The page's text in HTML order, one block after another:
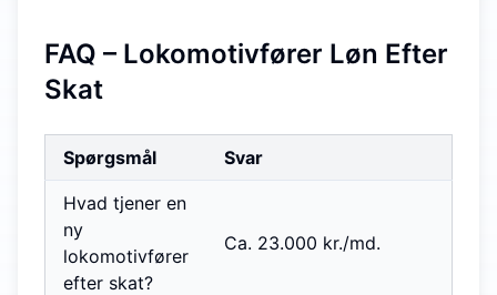
FAQ – Lokomotivfører Løn Efter
Skat
Spørgsmål Svar
Hvad tjener en
ny
lokomotivfører
efter skat?
Ca. 23.000 kr./md.